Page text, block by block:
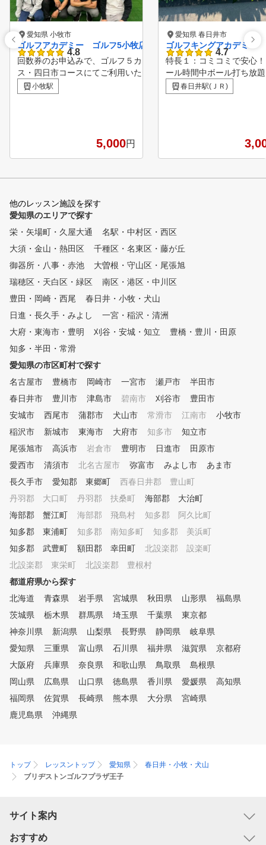
愛知県 小牧市
ゴルフアカデミー ゴルフ5小牧店
4.8
回数券のお申込みで、ゴルフ５カントリーみずなみコー
ス・四日市コースにてご利用いただける、平日無料プレ
ー券をプレゼント♪ ※ご本人のみご利用可、ゴルフ場利用
税、飲食代等はお客様負担となります。詳しくは店頭で
//gora.golf.rakuten.co.jp/doc/special/ranking/lesson-kuchi
谷プロ監修レッスンテキストを無料配布！ ② ライフス
に様々な時間帯でレッスンを行っています。 ③ 完全少
人数体制のレッスン 各コース最大5名に対して、
プロインストラクター1名がマンツーマン方式で指導しま
す。 ④ いつでも快適室内レッスン 夏は涼しく、
冬は暖かい、紫外線も気にならない。 ⑤ 初めての方か
ら上級者まで個別のカリキュラム（ジュニアは小学1年生
ラムを作成し、習得度に合わせて指導します。 ⑥ 練習
器具を使ったドリルレッスン 150種類以上の練習
方法より、受講生に合った練習方法を提案します。 ⑦
ゴルフシミュレータによる仮想ラウンド コースデ
ビューに備えて、模擬ラウンドを体験できます。 ⑧ ラ
ウンドレッスン 初心者のコースデビューから中上
ンのご説明～ ※ワンポイントレッスン、曜日・時間帯別
・回数券（4回か8回）でプランが分かれております。 ご
希望に合ったプランをお選びください♪
小牧駅
5,000円
愛知県 春日井市
ゴルフキングアカデミー
4.7
特長１：コミコミで安心
ール時間中ボール打ち放
長２：セミプライベート
ンだからわかりやすい！
春日井駅(ＪＲ)
他のレッスン施設を探す
愛知県のエリアで探す
栄・矢場町・久屋大通
名駅・中村区・西区
大須・金山・熱田区
千種区・名東区・藤が丘
御器所・八事・赤池
大曽根・守山区・尾張旭
瑞穂区・天白区・緑区
南区・港区・中川区
豊田・岡崎・西尾
春日井・小牧・犬山
日進・長久手・みよし
一宮・稲沢・清洲
大府・東海市・豊明
刈谷・安城・知立
豊橋・豊川・田原
知多・半田・常滑
愛知県の市区町村で探す
名古屋市
豊橋市 岡崎市 一宮市 瀬戸市
半田市
春日井市
豊川市 津島市 碧南市 刈谷市
豊田市
安城市
西尾市 蒲郡市 犬山市 常滑市 江南市
小牧市
稲沢市
新城市 東海市 大府市 知多市
知立市
尾張旭市
高浜市 岩倉市 豊明市 日進市
田原市
愛西市
清須市 北名古屋市 弥富市 みよし市
あま市
長久手市
愛知郡 東郷町
西春日井郡 豊山町
丹羽郡 大口町
丹羽郡 扶桑町
海部郡 大治町
海部郡 蟹江町
海部郡 飛島村
知多郡 阿久比町
知多郡 東浦町
知多郡 南知多町
知多郡 美浜町
知多郡 武豊町
額田郡 幸田町
北設楽郡 設楽町
北設楽郡 東栄町
北設楽郡 豊根村
都道府県から探す
北海道
青森県 岩手県 宮城県 秋田県 山形県
福島県
茨城県
栃木県 群馬県 埼玉県 千葉県
東京都
神奈川県
新潟県 山梨県 長野県 静岡県
岐阜県
愛知県
三重県 富山県 石川県 福井県 滋賀県
京都府
大阪府
兵庫県 奈良県 和歌山県 鳥取県
島根県
岡山県
広島県 山口県 徳島県 香川県 愛媛県
高知県
福岡県
佐賀県 長崎県 熊本県 大分県
宮崎県
鹿児島県
沖縄県
トップ レッスントップ 愛知県
春日井・小牧・犬山
ブリヂストンゴルフプラザ王子
サイト案内
おすすめ